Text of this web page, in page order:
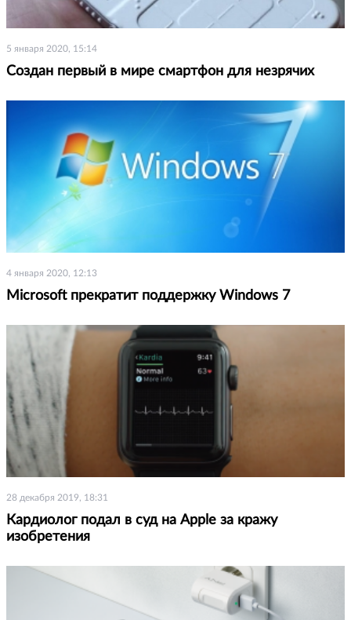
5 января 2020, 15:14
Создан первый в мире смартфон для незрячих
4 января 2020, 12:13
Microsoft прекратит поддержку Windows 7
28 декабря 2019, 18:31
Кардиолог подал в суд на Apple за кражу
изобретения